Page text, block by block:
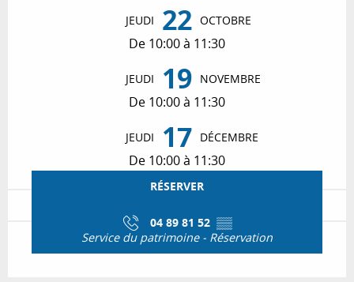
JEUDI 22 OCTOBRE
De 10:00 à 11:30
JEUDI 19 NOVEMBRE
De 10:00 à 11:30
JEUDI 17 DÉCEMBRE
De 10:00 à 11:30
RÉSERVER
04 89 81 52 ▒▒
Service du patrimoine - Réservation